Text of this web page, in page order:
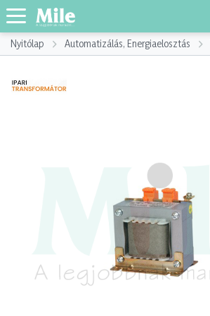
Nyitólap Automatizálás, Energiaelosztás